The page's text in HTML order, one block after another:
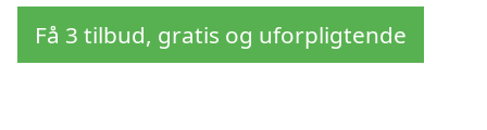
Få 3 tilbud, gratis og uforpligtende